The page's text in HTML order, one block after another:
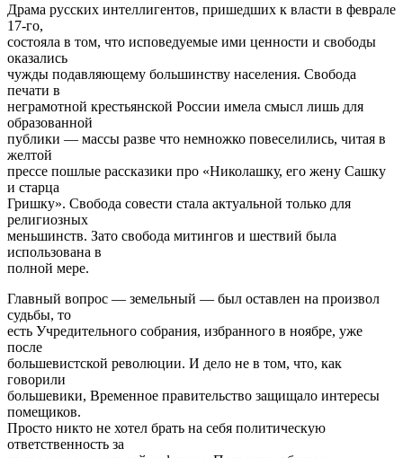
Драма русских интеллигентов, пришедших к власти в феврале
17-го,
состояла в том, что исповедуемые ими ценности и свободы
оказались
чужды подавляющему большинству населения. Свобода
печати в
неграмотной крестьянской России имела смысл лишь для
образованной
публики — массы разве что немножко повеселились, читая в
желтой
прессе пошлые рассказики про «Николашку, его жену Сашку
и старца
Гришку». Свобода совести стала актуальной только для
религиозных
меньшинств. Зато свобода митингов и шествий была
использована в
полной мере.
Главный вопрос — земельный — был оставлен на произвол
судьбы, то
есть Учредительного собрания, избранного в ноябре, уже
после
большевистской революции. И дело не в том, что, как
говорили
большевики, Временное правительство защищало интересы
помещиков.
Просто никто не хотел брать на себя политическую
ответственность за